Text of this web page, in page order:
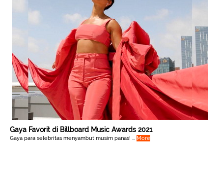
Gaya Favorit di Billboard Music Awards 2021
Gaya para selebritas menyambut musim panas! ... More